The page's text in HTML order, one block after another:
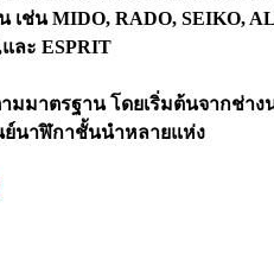
เช่นMIDO, RADO, SEIKO,
และ ESPRIT
มมาตรฐาน โดยเริ่มต้นจากช่า
นาฬิกาชั้นนำหลายแห่ง